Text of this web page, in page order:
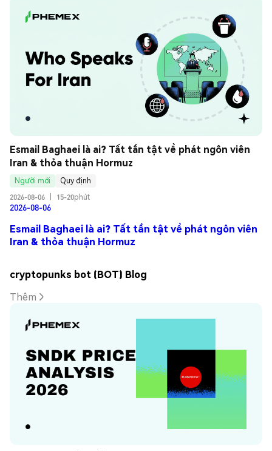
Esmail Baghaei là ai? Tất tần tật về phát ngôn viên
Iran & thỏa thuận Hormuz
Người mới
Quy định
2026-08-06
15-20phút
2026-08-06
Esmail Baghaei là ai? Tất tần tật về phát ngôn viên
Iran & thỏa thuận Hormuz
cryptopunks bot (BOT) Blog
Thêm